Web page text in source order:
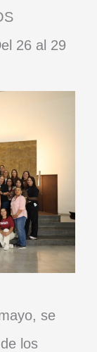
26 al 29
se
los